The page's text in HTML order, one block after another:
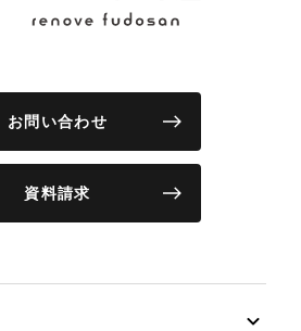
お問い合わせ
資料請求